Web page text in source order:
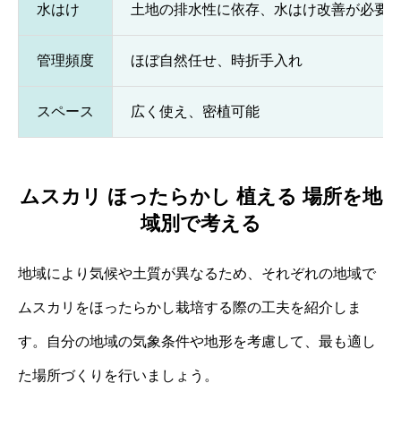
水はけ 土地の排水性に依存、水はけ改善が必要
管理頻度 ほぼ自然任せ、時折手入れ
スペース 広く使え、密植可能
ムスカリ ほったらかし 植える 場所を地
域別で考える
地域により気候や土質が異なるため、それぞれの地域で
ムスカリをほったらかし栽培する際の工夫を紹介しま
す。自分の地域の気象条件や地形を考慮して、最も適し
た場所づくりを行いましょう。